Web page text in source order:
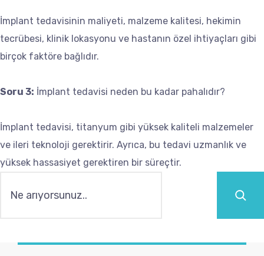
İmplant tedavisinin maliyeti, malzeme kalitesi, hekimin
tecrübesi, klinik lokasyonu ve hastanın özel ihtiyaçları gibi
birçok faktöre bağlıdır.
Soru 3: İmplant tedavisi neden bu kadar pahalıdır?
İmplant tedavisi, titanyum gibi yüksek kaliteli malzemeler
ve ileri teknoloji gerektirir. Ayrıca, bu tedavi uzmanlık ve
yüksek hassasiyet gerektiren bir süreçtir.